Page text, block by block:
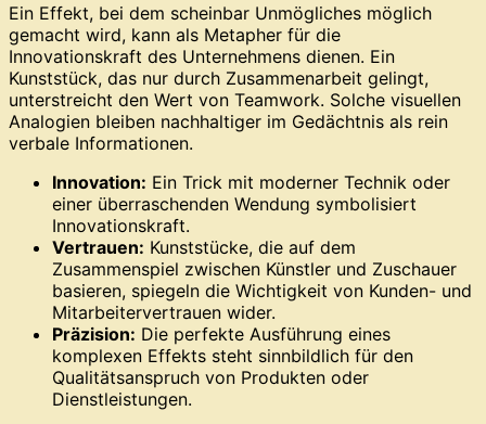
Ein Effekt, bei dem scheinbar Unmögliches möglich
gemacht wird, kann als Metapher für die
Innovationskraft des Unternehmens dienen. Ein
Kunststück, das nur durch Zusammenarbeit gelingt,
unterstreicht den Wert von Teamwork. Solche visuellen
Analogien bleiben nachhaltiger im Gedächtnis als rein
verbale Informationen.
Innovation: Ein Trick mit moderner Technik oder
einer überraschenden Wendung symbolisiert
Innovationskraft.
Vertrauen: Kunststücke, die auf dem
Zusammenspiel zwischen Künstler und Zuschauer
basieren, spiegeln die Wichtigkeit von Kunden- und
Mitarbeitervertrauen wider.
Präzision: Die perfekte Ausführung eines
komplexen Effekts steht sinnbildlich für den
Qualitätsanspruch von Produkten oder
Dienstleistungen.